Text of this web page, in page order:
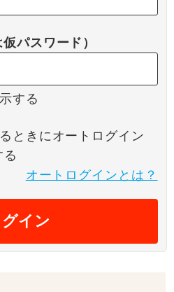
パスワード）
する
ときにオートログイン
る
オートログインとは？
グイン